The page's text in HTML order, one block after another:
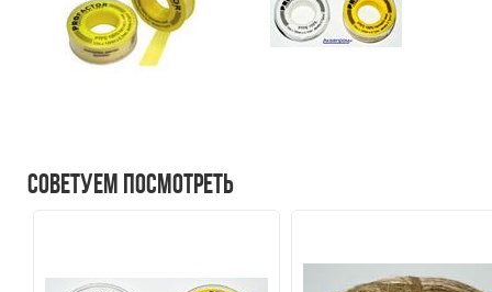
Советуем посмотреть